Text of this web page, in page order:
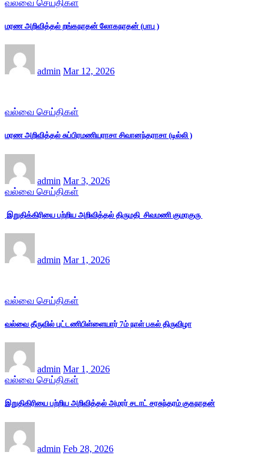
வல்வை செய்திகள்
மரண அறிவித்தல் றங்கநாதன் லோகநாதன் (பாபு )
admin Mar 12, 2026
வல்வை செய்திகள்
மரண அறிவித்தல் சுப்பிரமணியராசா சிவானந்தராசா (டில்லி )
admin Mar 3, 2026
வல்வை செய்திகள்
இறுதிக்கிரியை பற்றிய அறிவித்தல் திருமதி சிவமணி குமரகுரு
admin Mar 1, 2026
வல்வை செய்திகள்
வல்வை தீருவில் புட்டணிபிள்ளையார் 7ம் நாள் பகல் திருவிழா
admin Mar 1, 2026
வல்வை செய்திகள்
இறுதிகிரியை பற்றிய அறிவித்தல் அமரர் சடாட் சரசுந்தரம் குகநாதன்
admin Feb 28, 2026